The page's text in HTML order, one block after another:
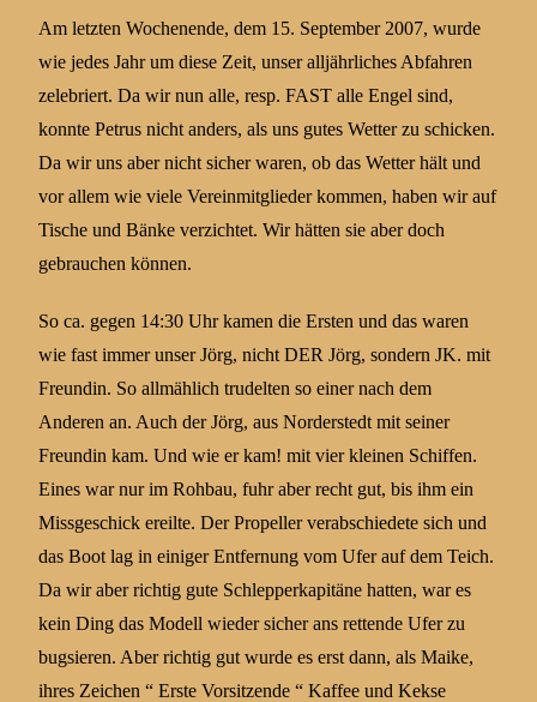
Am letzten Wochenende, dem 15. September 2007, wurde
wie jedes Jahr um diese Zeit, unser alljährliches Abfahren
zelebriert. Da wir nun alle, resp. FAST alle Engel sind,
konnte Petrus nicht anders, als uns gutes Wetter zu schicken.
Da wir uns aber nicht sicher waren, ob das Wetter hält und
vor allem wie viele Vereinmitglieder kommen, haben wir auf
Tische und Bänke verzichtet. Wir hätten sie aber doch
gebrauchen können.
So ca. gegen 14:30 Uhr kamen die Ersten und das waren
wie fast immer unser Jörg, nicht DER Jörg, sondern JK. mit
Freundin. So allmählich trudelten so einer nach dem
Anderen an. Auch der Jörg, aus Norderstedt mit seiner
Freundin kam. Und wie er kam! mit vier kleinen Schiffen.
Eines war nur im Rohbau, fuhr aber recht gut, bis ihm ein
Missgeschick ereilte. Der Propeller verabschiedete sich und
das Boot lag in einiger Entfernung vom Ufer auf dem Teich.
Da wir aber richtig gute Schlepperkapitäne hatten, war es
kein Ding das Modell wieder sicher ans rettende Ufer zu
bugsieren. Aber richtig gut wurde es erst dann, als Maike,
ihres Zeichen “ Erste Vorsitzende “ Kaffee und Kekse